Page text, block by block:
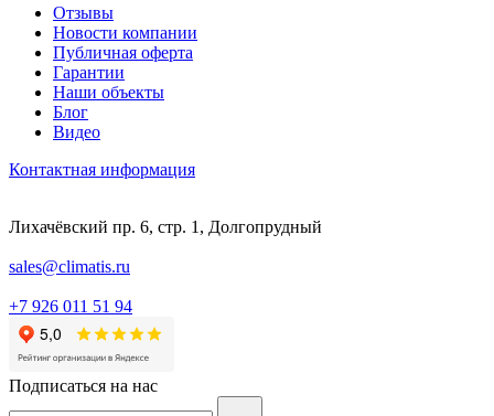
Отзывы
Новости компании
Публичная оферта
Гарантии
Наши объекты
Блог
Видео
Контактная информация
Лихачёвский пр. 6, стр. 1, Долгопрудный
sales@climatis.ru
+7 926 011 51 94
Подписаться на нас